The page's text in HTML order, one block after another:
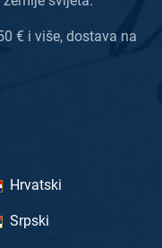
€ i više, dostava na
Hrvatski
Srpski